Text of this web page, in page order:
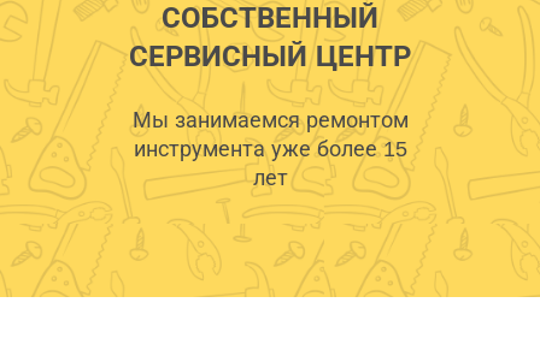
СОБСТВЕННЫЙ
СЕРВИСНЫЙ ЦЕНТР
Мы занимаемся ремонтом
инструмента уже более 15
лет